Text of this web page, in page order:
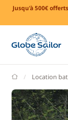
Jusqu'à 500€ offerts
GlobeSailor
Location